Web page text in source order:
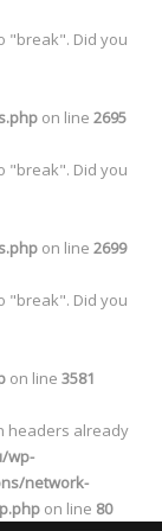
"break". Did you
on line 2695
"break". Did you
on line 2699
"break". Did you
on line 3581
headers already
wp-
network-
on line 80